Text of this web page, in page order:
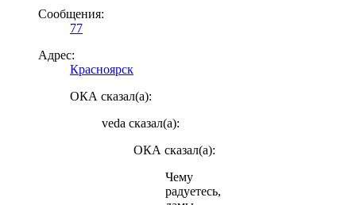
Сообщения:
77
Адрес:
Красноярск
ОКА сказал(а):
veda сказал(а):
ОКА сказал(а):
Чему
радуетесь,